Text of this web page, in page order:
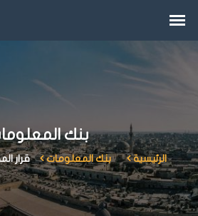
بنك
الرئيسية بنك المعلومات قرار